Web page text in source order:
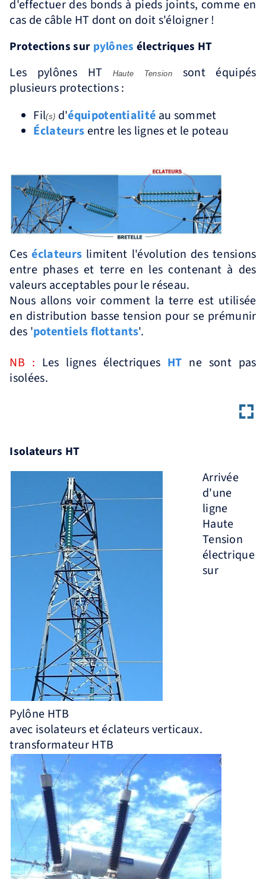
d'effectuer des bonds à pieds joints, comme en
cas de câble HT dont on doit s'éloigner !
Protections sur pylônes électriques HT
Les pylônes HT
Haute Tension
sont équipés
plusieurs protections :
Fil(s) d'équipotentialité au sommet
Éclateurs entre les lignes et le poteau
Ceséclateurs limitent l'évolution des tensions
entre phases et terre en les contenant à des
valeurs acceptables pour le réseau.
Nous allons voir comment la terre est utilisée
en distribution basse tension pour se prémunir
des 'potentiels flottants'.
NB : Les lignes électriques HT ne sont pas
isolées.
Isolateurs HT
Pylône HTB
avec isolateurs et éclateurs verticaux.
Arrivée
d'une
ligne
Haute
Tension
électrique
sur
transformateur HTB